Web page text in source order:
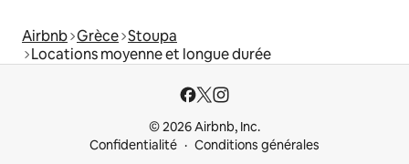
Airbnb Grèce Stoupa
Locations moyenne et longue durée
© 2026 Airbnb, Inc.
Confidentialité
Conditions générales